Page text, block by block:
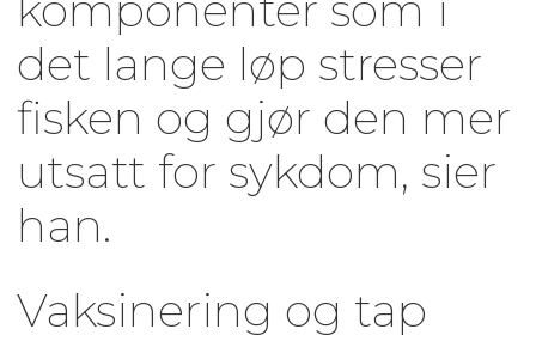
det lange løp stresser
fisken og gjør den mer
utsatt for sykdom, sier
han.
Vaksinering og tap